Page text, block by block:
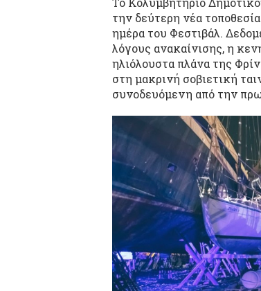
την δεύτερη νέα
ημέρα του Φεστιβάλ.
λόγους ανακαίνισης, η
ηλιόλουστα πλάνα της
στη μακρινή σοβιετική
συνοδευόμενη από την